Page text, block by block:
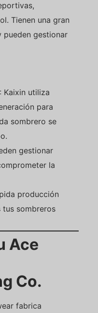
Tienen una gran
gestionar
: Kaixin utiliza
para
sombrero se
gestionar
la
producción
tus sombreros
Ace
Co.
fabrica